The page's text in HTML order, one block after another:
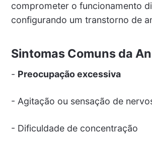
comprometer o funcionamento
configurando um transtorno de
Sintomas Comuns da
- Preocupação excessiva
- Agitação ou sensação de
- Dificuldade de concentração